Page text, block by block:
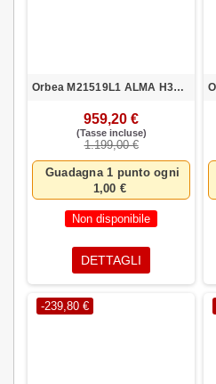
Orbea M21519L1 ALMA H30 L AZU-ROJ
959,20 €
(Tasse incluse)
1.199,00 €
Guadagna 1 punto ogni
1,00 €
Non disponibile
DETTAGLI
-239,80 €